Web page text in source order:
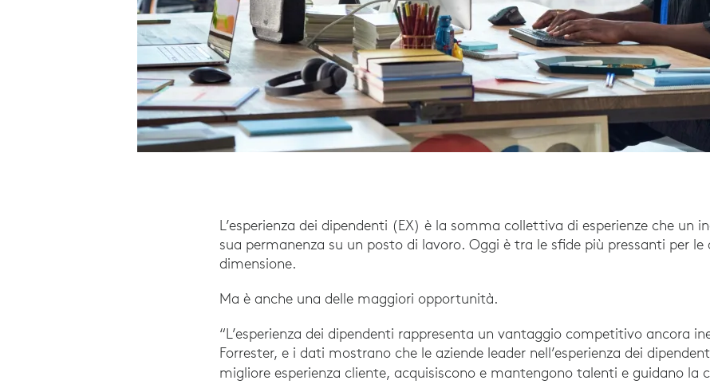
L’esperienza dei dipendenti (EX) è la somma collettiva di esperienze che un
sua permanenza su un posto di lavoro. Oggi è tra le sfide più pressanti per le
dimensione.
Ma è anche una delle maggiori opportunità.
“L’esperienza dei dipendenti rappresenta un vantaggio competitivo ancora
Forrester, e i dati mostrano che le aziende leader nell’esperienza dei
migliore esperienza cliente, acquisiscono e mantengono talenti e guidano la